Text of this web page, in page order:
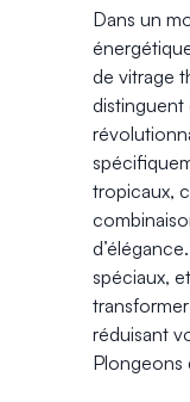
Dans un
de vitrage
tropicaux,
spéciaux,
réduisant
Plongeons